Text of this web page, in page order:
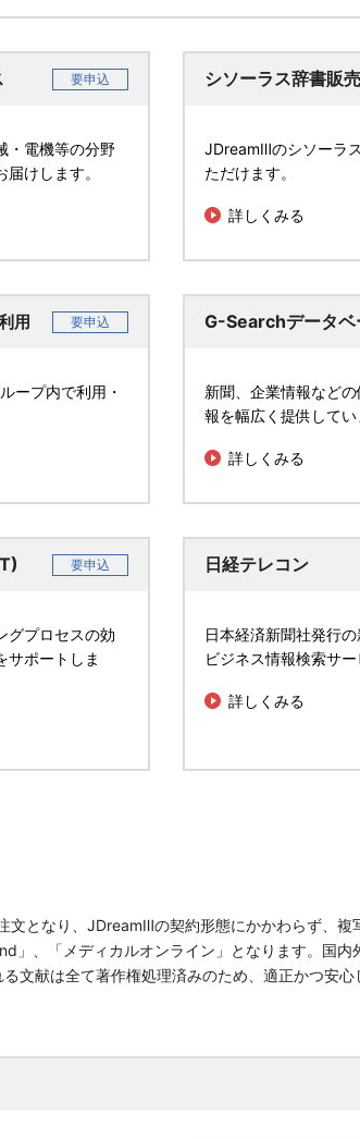
要申込
・電機等の分野
けします。
シソーラス辞書販売
JDreamⅢのシソーラ
ただけます。
詳しくみる
用 要申込
ープ内で利用・
G-Searchデータベ
新聞、企業情報など
報を幅広く提供してい
詳しくみる
要申込
グプロセスの効
サポートしま
日経テレコン
日本経済新聞社発行の
ビジネス情報検索サー
詳しくみる
となり、JDreamⅢの契約形態にかかわらず、複
、「メディカルオンライン」となります。国内
文献は全て著作権処理済みのため、適正かつ安